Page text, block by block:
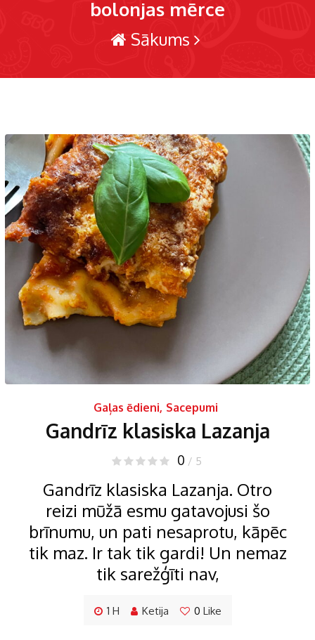
bolonjas mērce
Sākums
Gaļas ēdieni, Sacepumi
Gandrīz klasiska Lazanja
0 / 5
Gandrīz klasiska Lazanja. Otro
reizi mūžā esmu gatavojusi šo
brīnumu, un pati nesaprotu, kāpēc
tik maz. Ir tak tik gardi! Un nemaz
tik sarežģīti nav,
1 H Ketija 0 Like